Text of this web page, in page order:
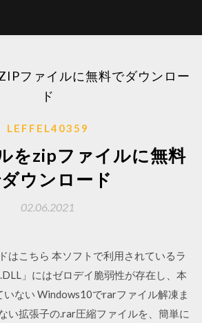
ファイルに無料でダウンロー
ド
LEFFEL40359
をzipファイルに無料
ウンロード
02.06.2021
はこちら 本ソフトで利用されているラ
」にはゼロデイ脆弱性が存在し、本
いない Windows10でrarファイル解凍ま
い拡張子の.rar圧縮ファイルを、簡単に